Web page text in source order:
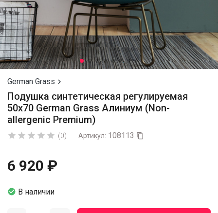
German Grass 
Подушка синтетическая регулируемая
50х70 German Grass Алиниум (Non-
allergenic Premium)
     (0) Артикул: 108113 
6 920 ₽
 В наличии